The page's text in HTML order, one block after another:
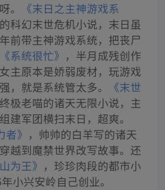
。
《末日之主神游戏系
科幻末世危机小说，末日虽
前带主神游戏系统，把丧尸
《系统很忙》 ，半月成残创作
主原本是娇弱废材，玩游戏
，就是系统管太多。
《末世
极老喵的诸天无限小说，主
建军团横扫末日，超爽。
》 ，帅帅的白羊写的诸天
越到魔禁世界改写故事。还
为王》 ，珍珍肉段的都市小
小兴安岭自己创业。